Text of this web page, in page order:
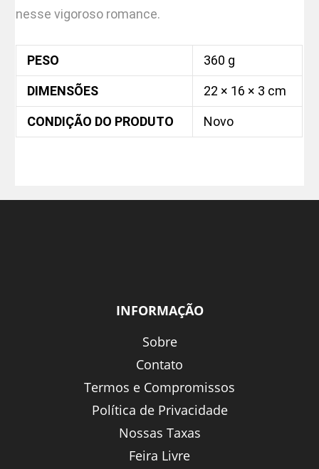
nesse vigoroso romance.
PESO 360 g
DIMENSÕES 22 × 16 × 3 cm
CONDIÇÃO DO PRODUTO Novo
INFORMAÇÃO
Sobre
Contato
Termos e Compromissos
Política de Privacidade
Nossas Taxas
Feira Livre